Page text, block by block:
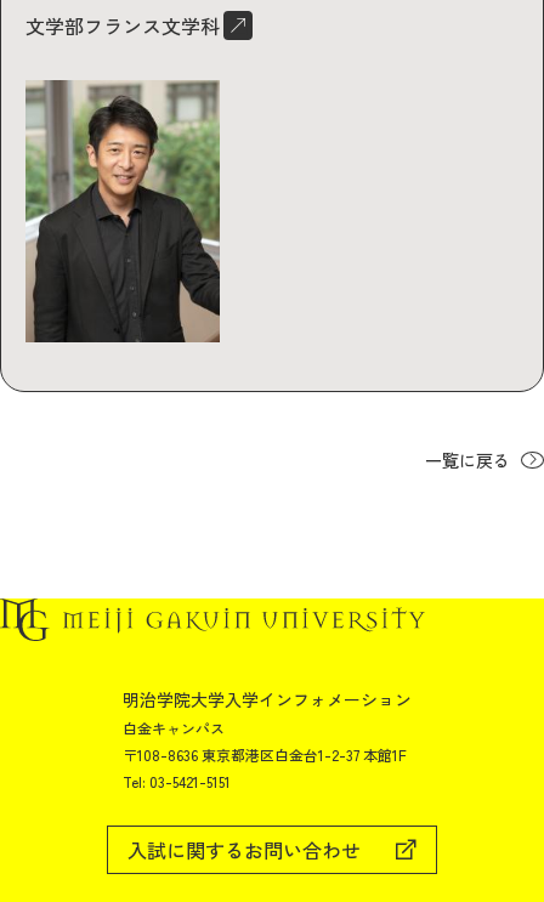
文学部フランス文学科
一覧に戻る
明治学院大学入学インフォメーション
白金キャンパス
〒108-8636 東京都港区白金台1-2-37 本館1F
Tel: 03-5421-5151
入試に関するお問い合わせ